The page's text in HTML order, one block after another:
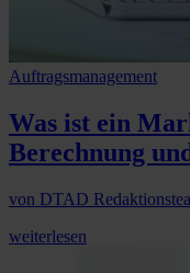
Auftragsmanagement
Was ist ein
Berechnung
von DTAD
weiterlesen